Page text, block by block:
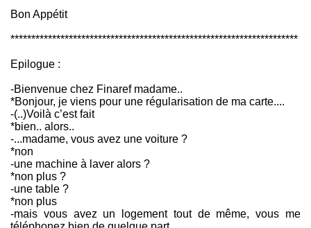
Bon Appétit
*********************************************************************
Epilogue :
-Bienvenue chez Finaref madame..
*Bonjour, je viens pour une régularisation de ma carte....
-(..)Voilà c’est fait
*bien.. alors..
-...madame, vous avez une voiture ?
*non
-une machine à laver alors ?
*non plus ?
-une table ?
*non plus
-mais vous avez un logement tout de même, vous me